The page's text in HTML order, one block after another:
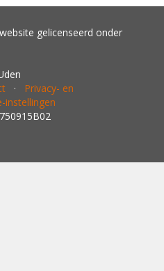
gelicenseerd onder
· Privacy- en
instellingen